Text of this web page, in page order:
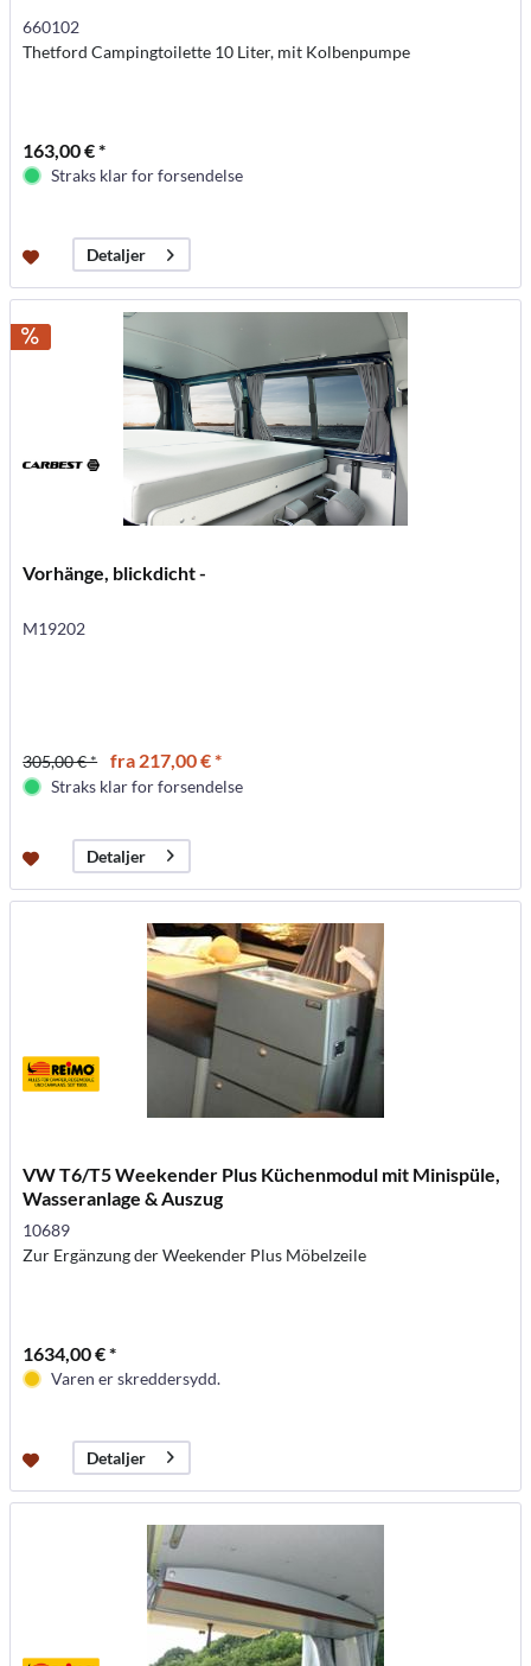
660102
Thetford Campingtoilette 10 Liter, mit Kolbenpumpe
163,00 € *
Straks klar for forsendelse
Detaljer
Vorhänge, blickdicht -
M19202
305,00 € * fra 217,00 € *
Straks klar for forsendelse
Detaljer
VW T6/T5 Weekender Plus Küchenmodul mit Minispüle,
Wasseranlage & Auszug
10689
Zur Ergänzung der Weekender Plus Möbelzeile
1634,00 € *
Varen er skreddersydd.
Detaljer